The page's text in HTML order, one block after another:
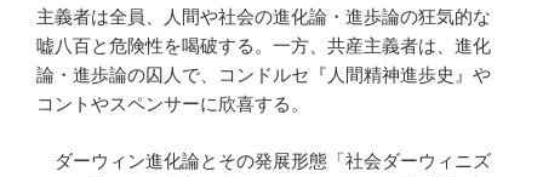
主義者は全員、人間や社会の進化論・進歩論の狂気的な
嘘八百と危険性を喝破する。一方、共産主義者は、進化
論・進歩論の囚人で、コンドルセ『人間精神進歩史』や
コントやスペンサーに欣喜する。
ダーウィン進化論とその発展形態「社会ダーウィニズ